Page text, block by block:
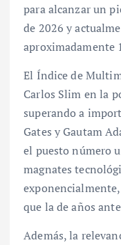
para alcanzar un
de 2026 y
aproximadamente
El Índice de
Carlos Slim en la
superando a
Gates y Gautam
el puesto número
magnates
que la de años
Además, la